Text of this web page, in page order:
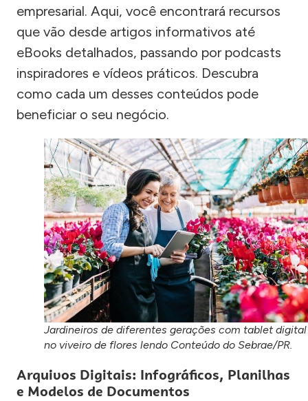
empresarial. Aqui, você encontrará recursos
que vão desde artigos informativos até
eBooks detalhados, passando por podcasts
inspiradores e vídeos práticos. Descubra
como cada um desses conteúdos pode
beneficiar o seu negócio.
Jardineiros de diferentes gerações com tablet digital
no viveiro de flores lendo Conteúdo do Sebrae/PR.
Arquivos Digitais: Infográficos, Planilhas
e Modelos de Documentos